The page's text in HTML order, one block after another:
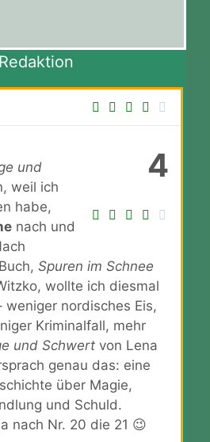
4
und
weil ich
habe,
nach und
Spuren im Schnee
wollte ich diesmal
weniger nordisches Eis,
Kriminalfall, mehr
und Schwertvon Lena
genau das: eine
über Magie,
und Schuld.
nach Nr. 20 die 21 😉